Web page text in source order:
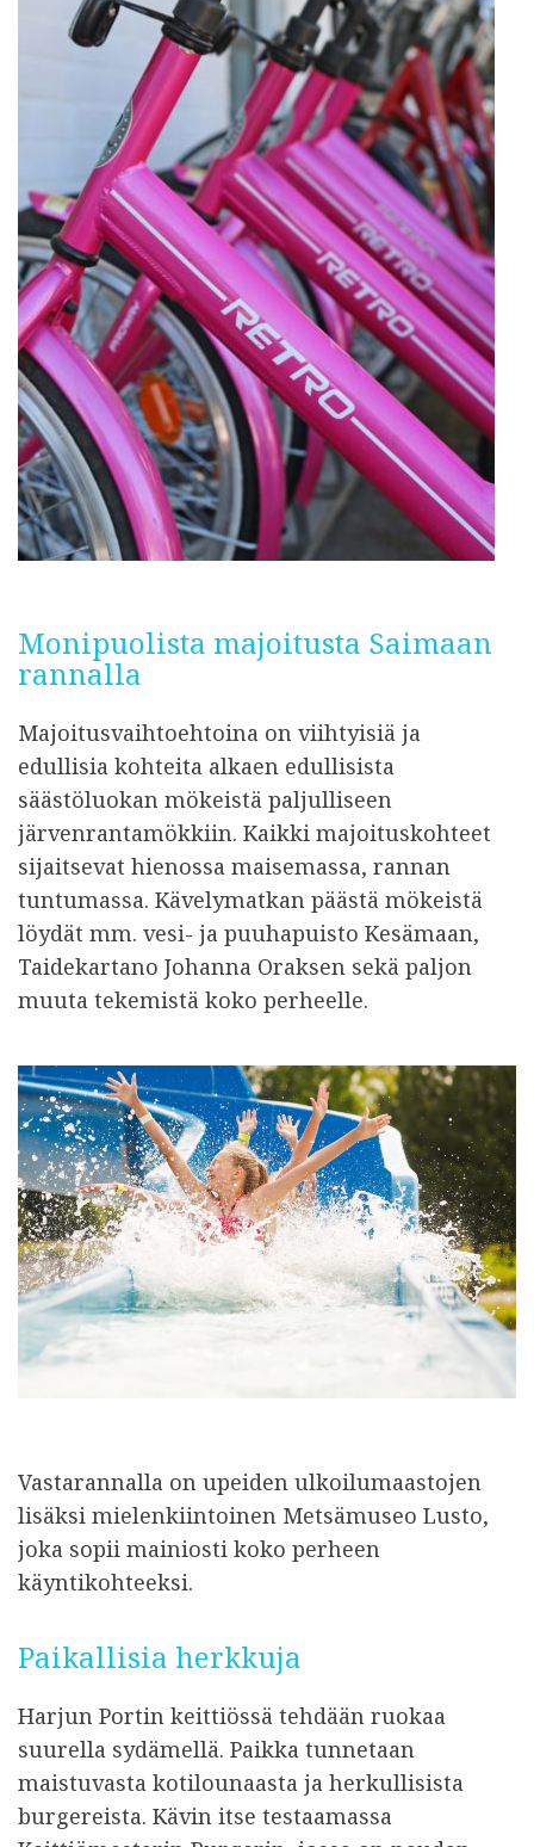
Monipuolista majoitusta Saimaan
rannalla
Majoitusvaihtoehtoina on viihtyisiä ja
edullisia kohteita alkaen edullisista
säästöluokan mökeistä paljulliseen
järvenrantamökkiin. Kaikki majoituskohteet
sijaitsevat hienossa maisemassa, rannan
tuntumassa. Kävelymatkan päästä mökeistä
löydät mm. vesi- ja puuhapuisto Kesämaan,
Taidekartano Johanna Oraksen sekä paljon
muuta tekemistä koko perheelle.
Vastarannalla on upeiden ulkoilumaastojen
lisäksi mielenkiintoinen Metsämuseo Lusto,
joka sopii mainiosti koko perheen
käyntikohteeksi.
Paikallisia herkkuja
Harjun Portin keittiössä tehdään ruokaa
suurella sydämellä. Paikka tunnetaan
maistuvasta kotilounaasta ja herkullisista
burgereista. Kävin itse testaamassa